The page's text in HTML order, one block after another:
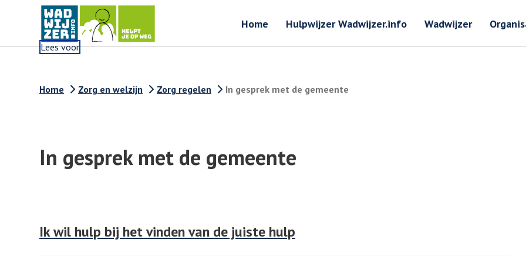
Home Hulpwijzer Wadwijzer.info Wadwijzer
Lees voor
Home Zorg en welzijn Zorg regelen In gesprek met de gemeente
In gesprek met de gemeente
Ik wil hulp bij het vinden van de juiste hulp